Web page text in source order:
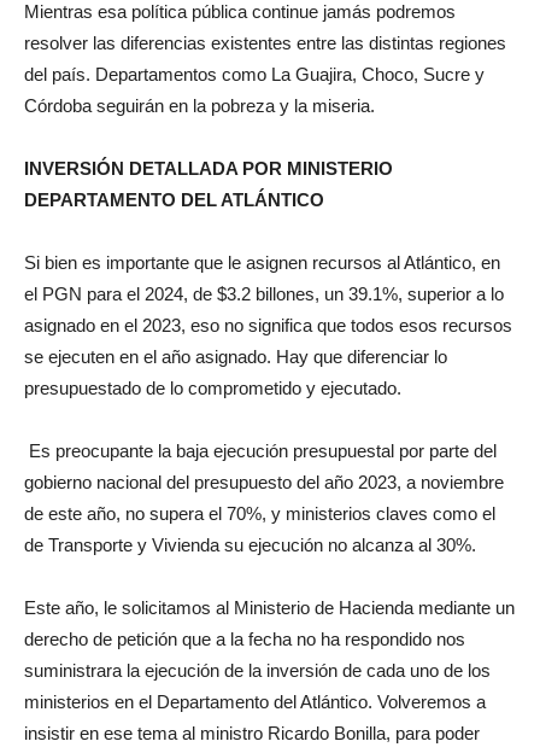
Mientras esa política pública continue jamás podremos
resolver las diferencias existentes entre las distintas regiones
del país. Departamentos como La Guajira, Choco, Sucre y
Córdoba seguirán en la pobreza y la miseria.
INVERSIÓN DETALLADA POR MINISTERIO
DEPARTAMENTO DEL ATLÁNTICO
Si bien es importante que le asignen recursos al Atlántico, en
el PGN para el 2024, de $3.2 billones, un 39.1%, superior a lo
asignado en el 2023, eso no significa que todos esos recursos
se ejecuten en el año asignado. Hay que diferenciar lo
presupuestado de lo comprometido y ejecutado.
Es preocupante la baja ejecución presupuestal por parte del
gobierno nacional del presupuesto del año 2023, a noviembre
de este año, no supera el 70%, y ministerios claves como el
de Transporte y Vivienda su ejecución no alcanza al 30%.
Este año, le solicitamos al Ministerio de Hacienda mediante un
derecho de petición que a la fecha no ha respondido nos
suministrara la ejecución de la inversión de cada uno de los
ministerios en el Departamento del Atlántico. Volveremos a
insistir en ese tema al ministro Ricardo Bonilla, para poder